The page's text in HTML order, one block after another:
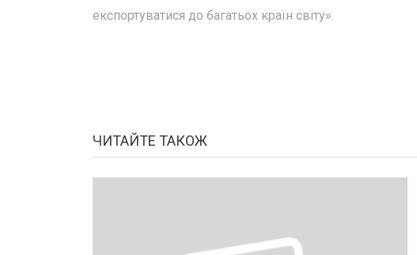
експортуватися до багатьох країн світу».
ЧИТАЙТЕ ТАКОЖ